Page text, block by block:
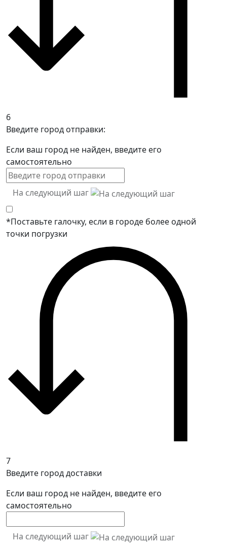
6
Введите город отправки:
Если ваш город не найден, введите его
самостоятельно
На следующий шаг
*Поставьте галочку, если в городе более одной
точки погрузки
7
Введите город доставки
Если ваш город не найден, введите его
самостоятельно
На следующий шаг